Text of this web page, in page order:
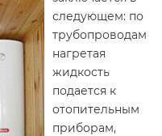
следующем: по
трубопроводам
нагретая
жидкость
подается к
отопительным
приборам,